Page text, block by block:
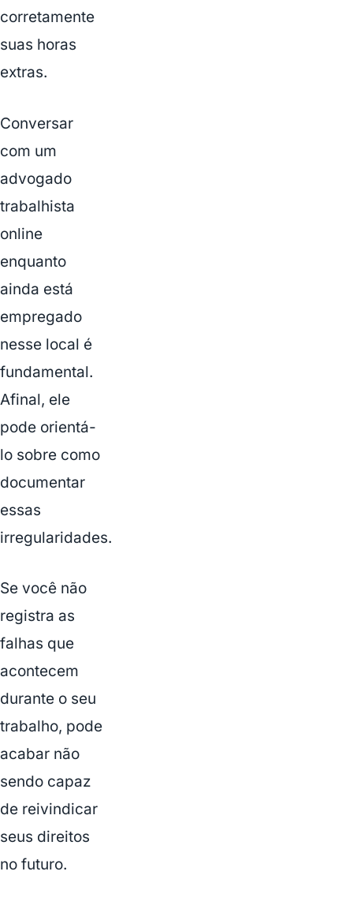
corretamente
suas horas
extras.
Conversar
com um
advogado
trabalhista
online
enquanto
ainda está
empregado
nesse local é
fundamental.
Afinal, ele
pode orientá-
lo sobre como
documentar
essas
irregularidades.
Se você não
registra as
falhas que
acontecem
durante o seu
trabalho, pode
acabar não
sendo capaz
de reivindicar
seus direitos
no futuro.